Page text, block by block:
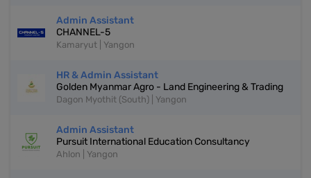
Admin Assistant
CHANNEL-5
Kamaryut | Yangon
HR & Admin Assistant
Golden Myanmar Agro - Land Engineering & Trading
Dagon Myothit (South) | Yangon
Admin Assistant
Pursuit International Education Consultancy
Ahlon | Yangon